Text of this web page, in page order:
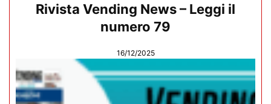
Rivista Vending News – Leggi il
numero 79
16/12/2025